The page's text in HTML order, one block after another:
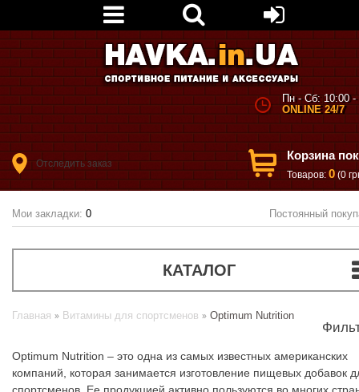
Пн - Сб: 10:00 -
ONLINE 24/7
Корзина
Товаров: 0 (0
Отследить заказ
Мои закладки: 0 Постоянный
КАТАЛОГ
Главная Витамины для спортсменов Optimum Nutrition
Optimum Nutrition – это одна из самых известных американских
компаний, которая занимается изготовление пищевых добавок